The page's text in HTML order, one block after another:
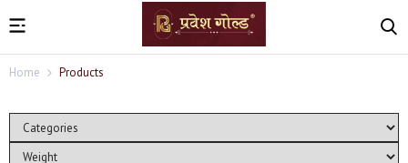
Home Products